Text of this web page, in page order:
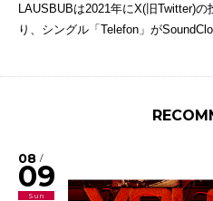
LAUSBUBは2021年にX(旧Twitter)
り、シングル「Telefon」が
08 /
09
Sun